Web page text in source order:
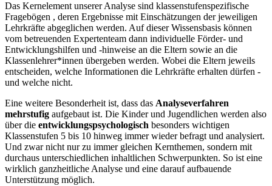
Das Kernelement unserer Analyse sind klassenstufenspezifische
Fragebögen , deren Ergebnisse mit Einschätzungen der jeweiligen
Lehrkräfte abgeglichen werden. Auf dieser Wissensbasis können
vom betreuenden Expertenteam dann individuelle Förder- und
Entwicklungshilfen und -hinweise an die Eltern sowie an die
Klassenlehrer*innen übergeben werden. Wobei die Eltern jeweils
entscheiden, welche Informationen die Lehrkräfte erhalten dürfen -
und welche nicht.
Eine weitere Besonderheit ist, dass das Analyseverfahren
mehrstufig aufgebaut ist. Die Kinder und Jugendlichen werden also
über die entwicklungspsychologisch besonders wichtigen
Klassenstufen 5 bis 10 hinweg immer wieder befragt und analysiert.
Und zwar nicht nur zu immer gleichen Kernthemen, sondern mit
durchaus unterschiedlichen inhaltlichen Schwerpunkten. So ist eine
wirklich ganzheitliche Analyse und eine darauf aufbauende
Unterstützung möglich.